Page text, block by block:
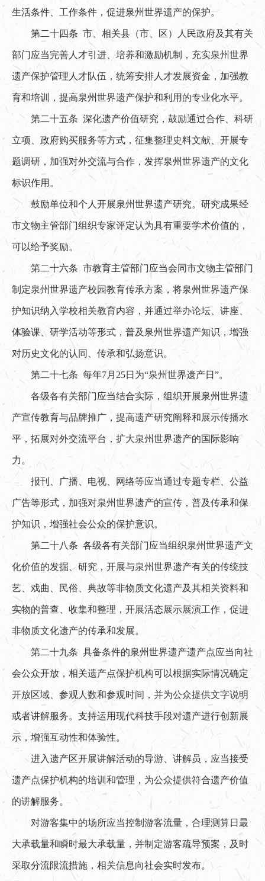
生活条件、工作条件，促进泉州世界遗产的保护。
第二十四条 市、相关县（市、区）人民政府及其有关
部门应当完善人才引进、培养和激励机制，充实泉州世界
遗产保护管理人才队伍，统筹安排人才发展资金，加强教
育和培训，提高泉州世界遗产保护和利用的专业化水平。
第二十五条 深化遗产价值研究，鼓励通过合作、科研
立项、政府购买服务等方式，征集整理史料文献、开展专
题调研，加强对外交流与合作，发挥泉州世界遗产的文化
标识作用。
鼓励单位和个人开展泉州世界遗产研究。研究成果经
市文物主管部门组织专家评定认为具有重要学术价值的，
可以给予奖励。
第二十六条 市教育主管部门应当会同市文物主管部门
制定泉州世界遗产校园教育传承方案，将泉州世界遗产保
护知识纳入学校相关教育内容，并通过举办论坛、讲座、
体验课、研学活动等形式，普及泉州世界遗产知识，增强
对历史文化的认同、传承和弘扬意识。
第二十七条 每年7月25日为“泉州世界遗产日”。
各级各有关部门应当结合实际，组织开展泉州世界遗
产宣传教育与品牌推广，提高遗产研究阐释和展示传播水
平，拓展对外交流平台，扩大泉州世界遗产的国际影响
力。
报刊、广播、电视、网络等应当通过专题专栏、公益
广告等形式，加强对泉州世界遗产的宣传，普及传承和保
护知识，增强社会公众的保护意识。
第二十八条 各级各有关部门应当组织泉州世界遗产文
化价值的发掘、研究，开展与泉州世界遗产有关的传统技
艺、戏曲、民俗、典故等非物质文化遗产及其相关资料和
实物的普查、收集和整理，开展活态展示展演工作，促进
非物质文化遗产的传承和发展。
第二十九条 具备条件的泉州世界遗产遗产点应当向社
会公众开放，相关遗产点保护机构可以根据实际情况确定
开放区域、参观人数和参观时间，并为公众提供文字说明
或者讲解服务。支持运用现代科技手段对遗产进行创新展
示，增强互动性和体验性。
进入遗产区开展讲解活动的导游、讲解员，应当接受
遗产点保护机构的培训和管理，为公众提供符合遗产价值
的讲解服务。
对游客集中的场所应当控制游客流量，合理测算日最
大承载量和瞬时最大承载量，并制定游客疏导预案，及时
采取分流限流措施，相关信息向社会实时发布。